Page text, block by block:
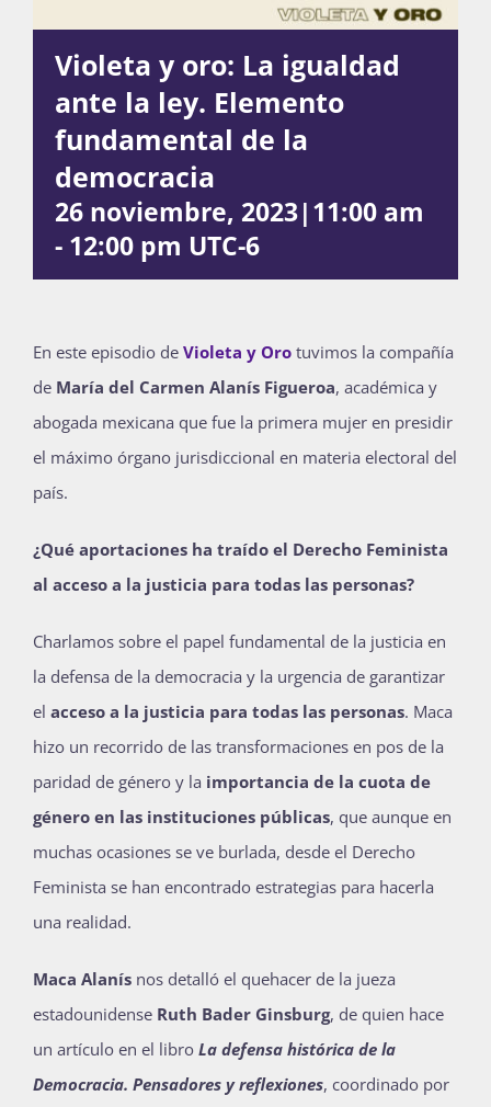
Recursos
Súmate
Publicaciones
Bienvenida generación 2027-1
Violeta y oro: La igualdad
ante la ley. Elemento
fundamental de la
democracia
26 noviembre, 2023|11:00 am
- 12:00 pm UTC-6
En este episodio de Violeta y Oro tuvimos la compañía
de María del Carmen Alanís Figueroa, académica y
abogada mexicana que fue la primera mujer en presidir
el máximo órgano jurisdiccional en materia electoral del
país.
¿Qué aportaciones ha traído el Derecho Feminista
al acceso a la justicia para todas las personas?
Charlamos sobre el papel fundamental de la justicia en
la defensa de la democracia y la urgencia de garantizar
el acceso a la justicia para todas las personas. Maca
hizo un recorrido de las transformaciones en pos de la
paridad de género y la importancia de la cuota de
género en las instituciones públicas, que aunque en
muchas ocasiones se ve burlada, desde el Derecho
Feminista se han encontrado estrategias para hacerla
una realidad.
Maca Alanís nos detalló el quehacer de la jueza
estadounidense Ruth Bader Ginsburg, de quien hace
un artículo en el libro La defensa histórica de la
Democracia. Pensadores y reflexiones, coordinado por